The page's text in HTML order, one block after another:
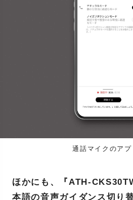
通話マイクのアプ
ほかにも、『ATH-
本語の音声ガイダンス切り